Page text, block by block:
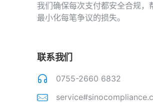
我们确保每次支付都安全合规，
最小化每笔争议的损失。
联系我们
0755-2660 6832